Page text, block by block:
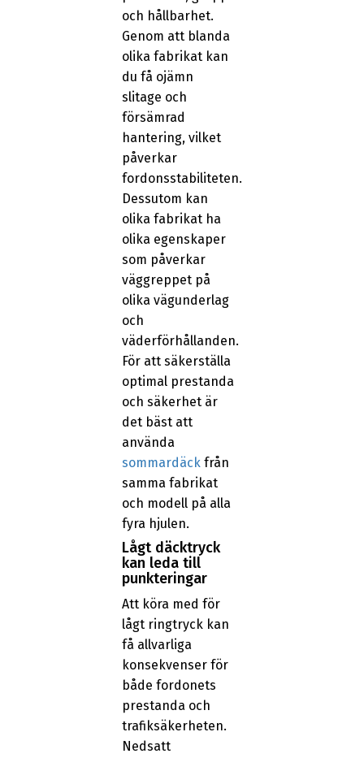
och hållbarhet.
Genom att blanda
olika fabrikat kan
du få ojämn
slitage och
försämrad
hantering, vilket
påverkar
fordonsstabiliteten.
Dessutom kan
olika fabrikat ha
olika egenskaper
som påverkar
väggreppet på
olika vägunderlag
och
väderförhållanden.
För att säkerställa
optimal prestanda
och säkerhet är
det bäst att
använda
sommardäck från
samma fabrikat
och modell på alla
fyra hjulen.
Lågt däcktryck
kan leda till
punkteringar
Att köra med för
lågt ringtryck kan
få allvarliga
konsekvenser för
både fordonets
prestanda och
trafiksäkerheten.
Nedsatt